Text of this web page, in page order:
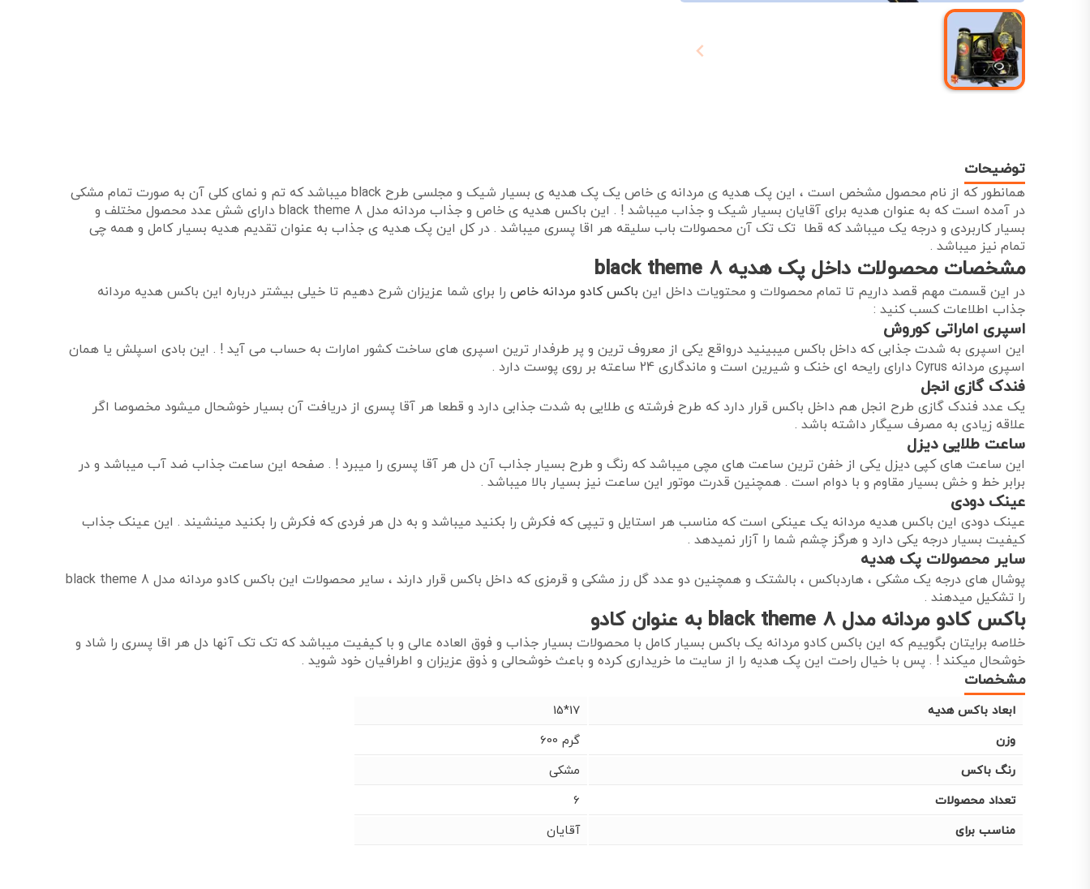
توضیحات
همانطور که از نام محصول مشخص است ، این پک هدیه ی مردانه ی خاص یک پک هدیه ی بسیار شیک و مجلسی طرح black میباشد که تم و نمای کلی آن به صورت تمام مشکی
در آمده است که به عنوان هدیه برای آقایان بسیار شیک و جذاب میباشد ! . این باکس هدیه ی خاص و جذاب مردانه مدل black theme 8 دارای شش عدد محصول مختلف و
بسیار کاربردی و درجه یک میباشد که قطا تک تک آن محصولات باب سلیقه هر اقا پسری میباشد . در کل این پک هدیه ی جذاب به عنوان تقدیم هدیه بسیار کامل و همه چی
تمام نیز میباشد .
مشخصات محصولات داخل پک هدیه black theme 8
در این قسمت مهم قصد داریم تا تمام محصولات و محتویات داخل این باکس کادو مردانه خاص را برای شما عزیزان شرح دهیم تا خیلی بیشتر درباره این باکس هدیه مردانه
جذاب اطلاعات کسب کنید :
اسپری اماراتی کوروش
این اسپری به شدت جذابی که داخل باکس میبینید درواقع یکی از معروف ترین و پر طرفدار ترین اسپری های ساخت کشور امارات به حساب می آید ! . این بادی اسپلش یا همان
اسپری مردانه Cyrus دارای رایحه ای خنک و شیرین است و ماندگاری 24 ساعته بر روی پوست دارد .
فندک گازی انجل
یک عدد فندک گازی طرح انجل هم داخل باکس قرار دارد که طرح فرشته ی طلایی به شدت جذابی دارد و قطعا هر آقا پسری از دریافت آن بسیار خوشحال میشود مخصوصا اگر
علاقه زیادی به مصرف سیگار داشته باشد .
ساعت طلایی دیزل
این ساعت های کپی دیزل یکی از خفن ترین ساعت های مچی میباشد که رنگ و طرح بسیار جذاب آن دل هر آقا پسری را میبرد ! . صفحه این ساعت جذاب ضد آب میباشد و در
برابر خط و خش بسیار مقاوم و با دوام است . همچنین قدرت موتور این ساعت نیز بسیار بالا میباشد .
عینک دودی
عینک دودی این باکس هدیه مردانه یک عینکی است که مناسب هر استایل و تیپی که فکرش را بکنید میباشد و به دل هر فردی که فکرش را بکنید مینشیند . این عینک جذاب
کیفیت بسیار درجه یکی دارد و هرگز چشم شما را آزار نمیدهد .
سایر محصولات پک هدیه
پوشال های درجه یک مشکی ، هاردباکس ، بالشتک و همچنین دو عدد گل رز مشکی و قرمزی که داخل باکس قرار دارند ، سایر محصولات این باکس کادو مردانه مدل black theme 8
را تشکیل میدهند .
باکس کادو مردانه مدل black theme 8 به عنوان کادو
خلاصه برایتان بگوییم که این باکس کادو مردانه یک باکس بسیار کامل با محصولات بسیار جذاب و فوق العاده عالی و با کیفیت میباشد که تک تک آنها دل هر اقا پسری را شاد و
خوشحال میکند ! . پس با خیال راحت این پک هدیه را از سایت ما خریداری کرده و باعث خوشحالی و ذوق عزیزان و اطرافیان خود شوید .
مشخصات
15*17
ابعاد باکس هدیه
600 گرم
وزن
مشکی
رنگ باکس
6
تعداد محصولات
آقایان
مناسب برای